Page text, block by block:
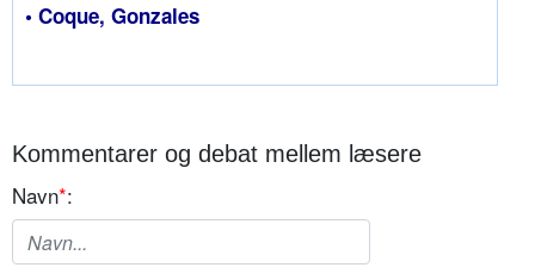
• Coque, Gonzales
Kommentarer og debat mellem læsere
Navn*: